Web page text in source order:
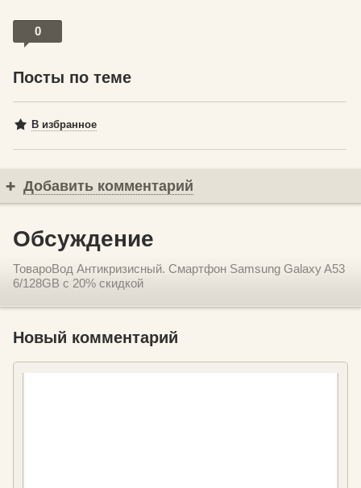
0
Посты по теме
В избранное
Добавить комментарий
Обсуждение
ТовароВод Антикризисный. Смартфон Samsung Galaxy A53
6/128GB с 20% скидкой
Новый комментарий